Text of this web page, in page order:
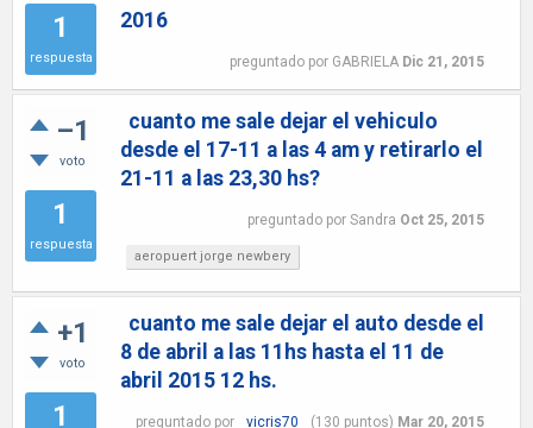
1
respuesta
2016
preguntado por GABRIELA Dic 21, 2015
–1
voto
1
respuesta
cuanto me sale dejar el vehiculo
desde el 17-11 a las 4 am y retirarlo el
21-11 a las 23,30 hs?
preguntado por Sandra Oct 25, 2015
aeropuert jorge newbery
+1
voto
1
cuanto me sale dejar el auto desde el
8 de abril a las 11hs hasta el 11 de
abril 2015 12 hs.
preguntado por vicris70 (130 puntos) Mar 20, 2015